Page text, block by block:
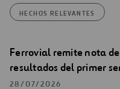
HECHOS RELEVANTES
Ferrovial remite nota
resultados del primer
28/07/2026